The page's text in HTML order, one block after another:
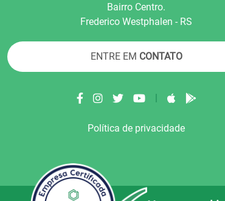
Bairro Centro.
Frederico Westphalen - RS
ENTRE EM CONTATO
|
Política de privacidade